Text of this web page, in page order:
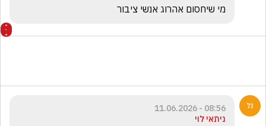
מי שיחסום אהרוג אנשי ציבור
08:56 - 11.06.2026
ניתאי לוי